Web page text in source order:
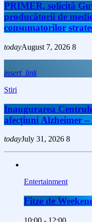
PRIMER, solicită
producătorii de
consumatorilor
todayAugust 7, 2026 8
insert_link
Stiri
Inaugurarea
afecțiuni Alzheimer
todayJuly 31, 2026 8
Entertainment
Fitze de
10:00 - 12:00